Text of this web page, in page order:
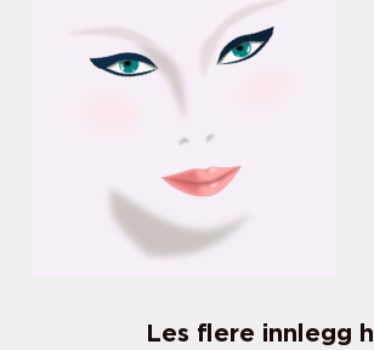
Les flere innlegg